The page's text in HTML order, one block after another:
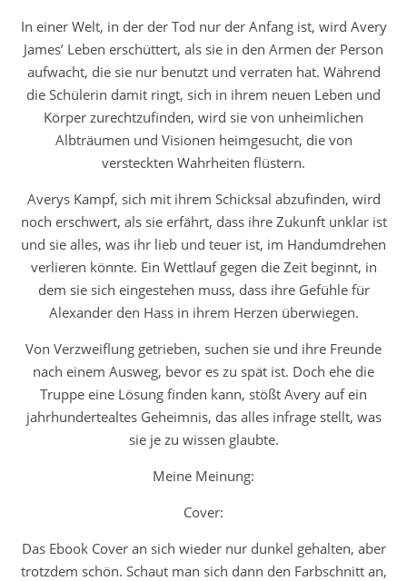
In einer Welt, in der der Tod nur der Anfang ist, wird Avery
James’ Leben erschüttert, als sie in den Armen der Person
aufwacht, die sie nur benutzt und verraten hat. Während
die Schülerin damit ringt, sich in ihrem neuen Leben und
Körper zurechtzuﬁnden, wird sie von unheimlichen
Albträumen und Visionen heimgesucht, die von
versteckten Wahrheiten ﬂüstern.
Averys Kampf, sich mit ihrem Schicksal abzuﬁnden, wird
noch erschwert, als sie erfährt, dass ihre Zukunft unklar ist
und sie alles, was ihr lieb und teuer ist, im Handumdrehen
verlieren könnte. Ein Wettlauf gegen die Zeit beginnt, in
dem sie sich eingestehen muss, dass ihre Gefühle für
Alexander den Hass in ihrem Herzen überwiegen.
Von Verzweiﬂung getrieben, suchen sie und ihre Freunde
nach einem Ausweg, bevor es zu spät ist. Doch ehe die
Truppe eine Lösung ﬁnden kann, stößt Avery auf ein
jahrhundertealtes Geheimnis, das alles infrage stellt, was
sie je zu wissen glaubte.
Meine Meinung:
Cover:
Das Ebook Cover an sich wieder nur dunkel gehalten, aber
trotzdem schön. Schaut man sich dann den Farbschnitt an,